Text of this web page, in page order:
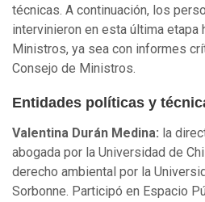
técnicas. A continuación, los
intervinieron en esta última etapa
Ministros, ya sea con informes
Consejo de Ministros.
Entidades políticas y
Valentina Durán Medina: la
abogada por la Universidad de
derecho ambiental por la
Sorbonne. Participó en Espacio